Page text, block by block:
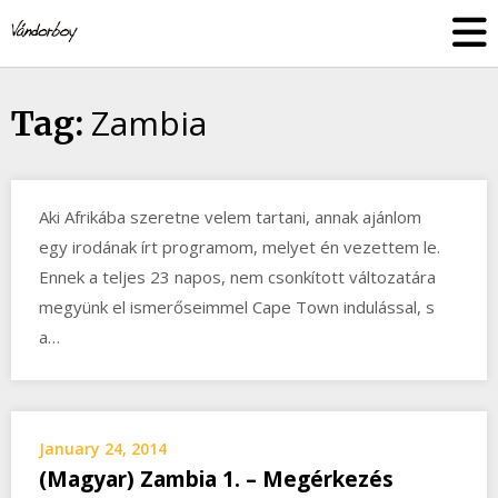
to
content
Tag: Zambia
Aki Afrikába szeretne velem tartani, annak ajánlom
egy irodának írt programom, melyet én vezettem le.
Ennek a teljes 23 napos, nem csonkított változatára
megyünk el ismerőseimmel Cape Town indulással, s
a…
January 24, 2014
(Magyar) Zambia 1. – Megérkezés